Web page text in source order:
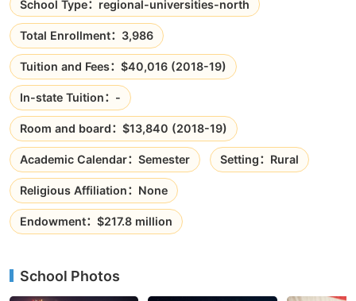
School Type：regional-universities-north
Total Enrollment：3,986
Tuition and Fees：$40,016 (2018-19)
In-state Tuition：-
Room and board：$13,840 (2018-19)
Academic Calendar：Semester Setting：Rural
Religious Affiliation：None
Endowment：$217.8 million
School Photos